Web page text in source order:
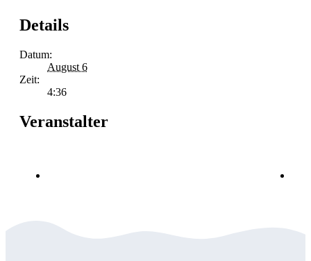
Details
Datum:
August 6
Zeit:
4:36
Veranstalter